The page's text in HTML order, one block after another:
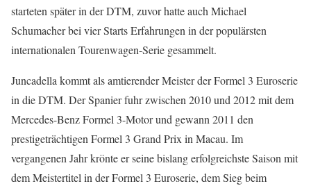
starteten später in der DTM, zuvor hatte auch Michael
Schumacher bei vier Starts Erfahrungen in der populärsten
internationalen Tourenwagen-Serie gesammelt.
Juncadella kommt als amtierender Meister der Formel 3 Euroserie
in die DTM. Der Spanier fuhr zwischen 2010 und 2012 mit dem
Mercedes-Benz Formel 3-Motor und gewann 2011 den
prestigeträchtigen Formel 3 Grand Prix in Macau. Im
vergangenen Jahr krönte er seine bislang erfolgreichste Saison mit
dem Meistertitel in der Formel 3 Euroserie, dem Sieg beim